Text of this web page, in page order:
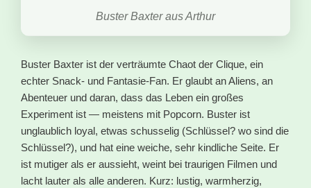
Buster Baxter aus Arthur
Buster Baxter ist der verträumte Chaot der Clique, ein
echter Snack- und Fantasie-Fan. Er glaubt an Aliens, an
Abenteuer und daran, dass das Leben ein großes
Experiment ist — meistens mit Popcorn. Buster ist
unglaublich loyal, etwas schusselig (Schlüssel? wo sind die
Schlüssel?), und hat eine weiche, sehr kindliche Seite. Er
ist mutiger als er aussieht, weint bei traurigen Filmen und
lacht lauter als alle anderen. Kurz: lustig, warmherzig,